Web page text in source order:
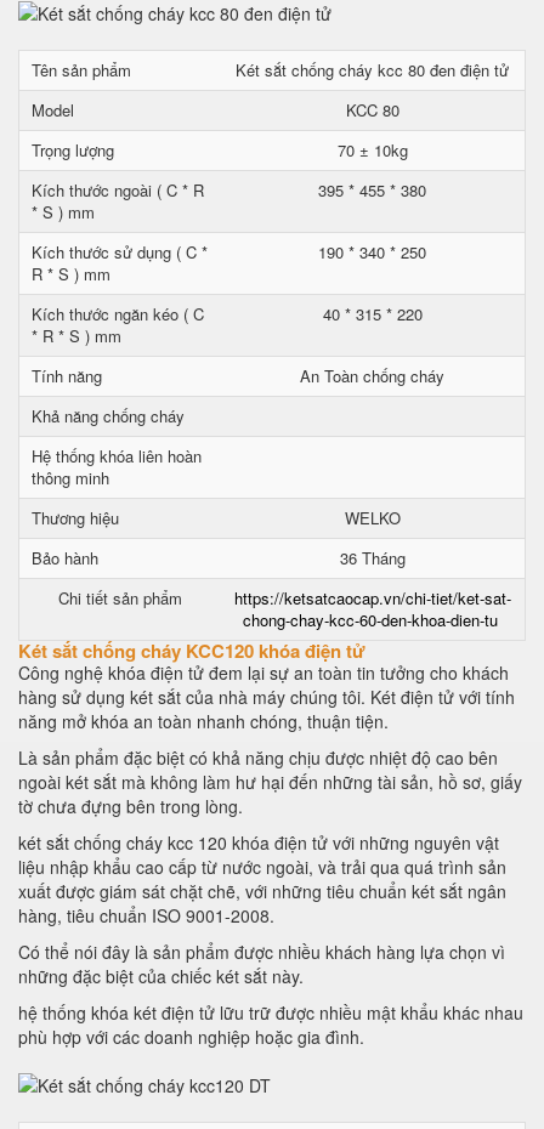
Tên sản phẩm
Két sắt chống cháy kcc 80 đen điện tử
Model
KCC 80
Trọng lượng
70 ± 10kg
Kích thước ngoài ( C * R
* S ) mm
395 * 455 * 380
Kích thước sử dụng ( C *
R * S ) mm
190 * 340 * 250
Kích thước ngăn kéo ( C
* R * S ) mm
40 * 315 * 220
Tính năng
An Toàn chống cháy
Khả năng chống cháy
Hệ thống khóa liên hoàn
thông minh
Thương hiệu
WELKO
Bảo hành
36 Tháng
Chi tiết sản phẩm
https://ketsatcaocap.vn/chi-tiet/ket-sat-
chong-chay-kcc-60-den-khoa-dien-tu
Két sắt chống cháy KCC120 khóa điện tử
Công nghệ khóa điện tử đem lại sự an toàn tin tưởng cho khách
hàng sử dụng két sắt của nhà máy chúng tôi. Két điện tử với tính
năng mở khóa an toàn nhanh chóng, thuận tiện.
Là sản phẩm đặc biệt có khả năng chịu được nhiệt độ cao bên
ngoài két sắt mà không làm hư hại đến những tài sản, hồ sơ, giấy
tờ chưa đựng bên trong lòng.
két sắt chống cháy kcc 120 khóa điện tử với những nguyên vật
liệu nhập khẩu cao cấp từ nước ngoài, và trải qua quá trình sản
xuất được giám sát chặt chẽ, với những tiêu chuẩn két sắt ngân
hàng, tiêu chuẩn ISO 9001-2008.
Có thể nói đây là sản phẩm được nhiều khách hàng lựa chọn vì
những đặc biệt của chiếc két sắt này.
hệ thống khóa két điện tử lữu trữ được nhiều mật khẩu khác nhau
phù hợp với các doanh nghiệp hoặc gia đình.